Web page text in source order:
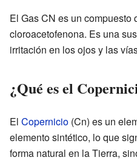
El Gas CN es un compuesto
cloroacetofenona. Es una
irritación en los ojos y las
¿Qué es el
El Copernicio (Cn) es un
elemento sintético, lo que
forma natural en la Tierra,